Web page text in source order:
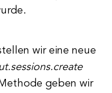
wir eine neue
geben wir